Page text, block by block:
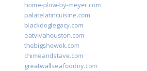
home-plow-by-meyer.com
palatelatincuisine.com
blackdoglegacy.com
eatvivahouston.com
thebigshowok.com
chimeandstave.com
greatwallseafoodny.com